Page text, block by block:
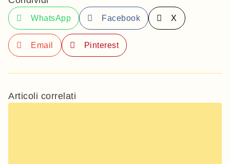
WhatsApp Facebook X
Email Pinterest
Articoli correlati